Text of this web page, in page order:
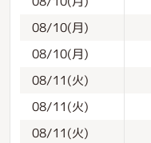
08/10(月)
08/10(月)
08/11(火)
08/11(火)
08/11(火)